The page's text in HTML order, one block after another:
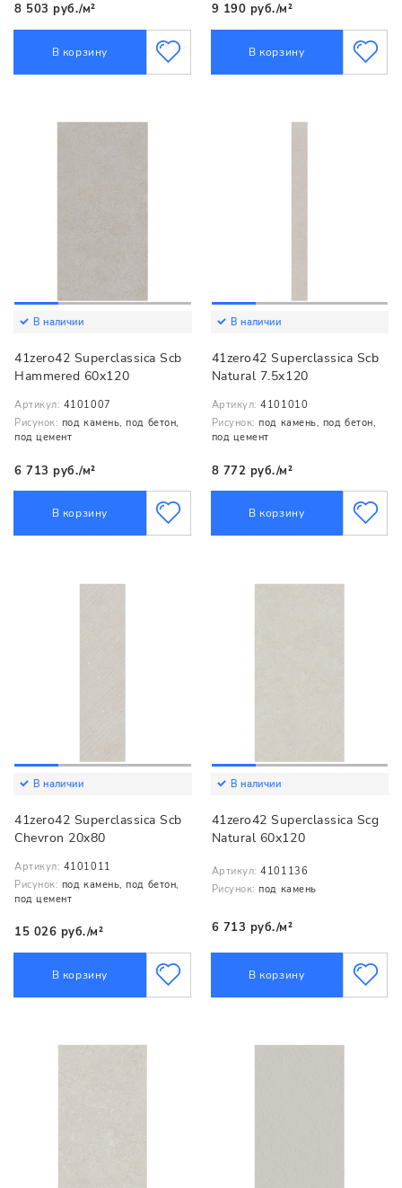
8 503 руб./м²
В корзину
9 190 руб./м²
В корзину
В наличии
41zero42 Superclassica Scb
Hammered 60x120
Артикул: 4101007
Рисунок: под камень, под бетон,
под цемент
6 713 руб./м²
В корзину
В наличии
41zero42 Superclassica Scb
Natural 7.5x120
Артикул: 4101010
Рисунок: под камень, под бетон,
под цемент
8 772 руб./м²
В корзину
В наличии
41zero42 Superclassica Scb
Chevron 20x80
Артикул: 4101011
Рисунок: под камень, под бетон,
под цемент
15 026 руб./м²
В корзину
В наличии
41zero42 Superclassica Scg
Natural 60x120
Артикул: 4101136
Рисунок: под камень
6 713 руб./м²
В корзину